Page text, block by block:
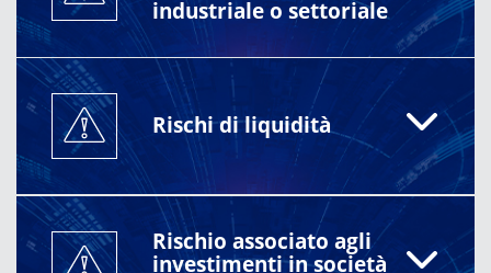
industriale o settoriale
Rischi di liquidità
Rischio associato agli
investimenti in società